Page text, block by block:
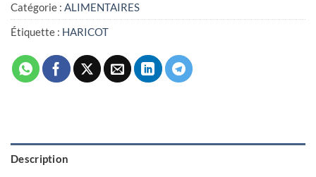
Catégorie : ALIMENTAIRES
Étiquette : HARICOT
Description